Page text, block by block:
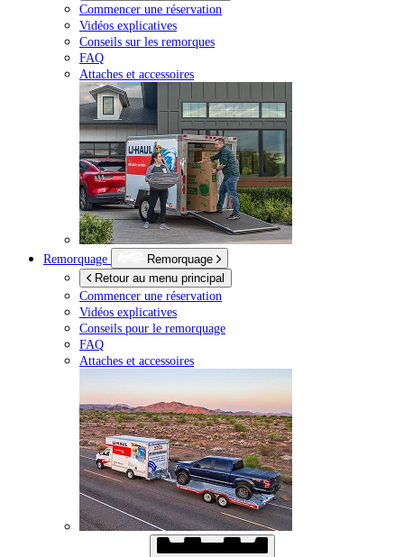
Commencer une réservation
Vidéos explicatives
Conseils sur les remorques
FAQ
Attaches et accessoires
Remorquage
Remorquage
Retour au menu principal
Commencer une réservation
Vidéos explicatives
Conseils pour le remorquage
FAQ
Attaches et accessoires